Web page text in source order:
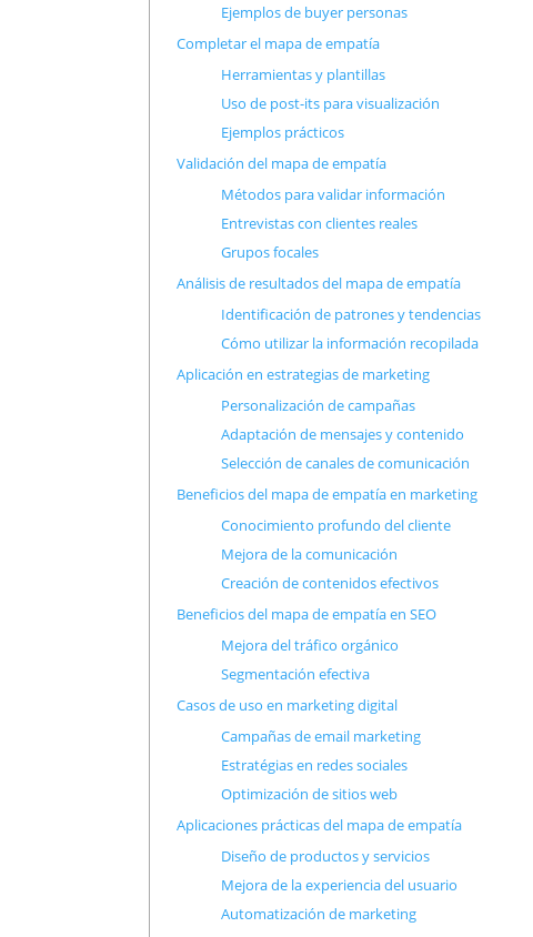
Ejemplos de buyer personas
Completar el mapa de empatía
Herramientas y plantillas
Uso de post-its para visualización
Ejemplos prácticos
Validación del mapa de empatía
Métodos para validar información
Entrevistas con clientes reales
Grupos focales
Análisis de resultados del mapa de empatía
Identificación de patrones y tendencias
Cómo utilizar la información recopilada
Aplicación en estrategias de marketing
Personalización de campañas
Adaptación de mensajes y contenido
Selección de canales de comunicación
Beneficios del mapa de empatía en marketing
Conocimiento profundo del cliente
Mejora de la comunicación
Creación de contenidos efectivos
Beneficios del mapa de empatía en SEO
Mejora del tráfico orgánico
Segmentación efectiva
Casos de uso en marketing digital
Campañas de email marketing
Estratégias en redes sociales
Optimización de sitios web
Aplicaciones prácticas del mapa de empatía
Diseño de productos y servicios
Mejora de la experiencia del usuario
Automatización de marketing